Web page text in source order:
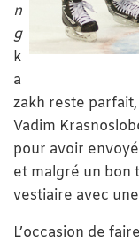
n
g
k
a
zakh reste
Vadim
pour avoir
et malgré un bon
vestiaire avec
L’occasion de